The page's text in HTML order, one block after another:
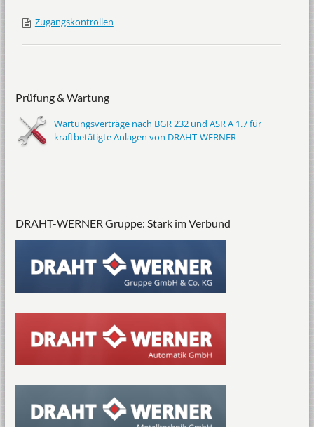
Zugangskontrollen
Prüfung & Wartung
Wartungsverträge nach BGR 232 und ASR A 1.7 für
kraftbetätigte Anlagen von DRAHT-WERNER
DRAHT-WERNER Gruppe: Stark im Verbund